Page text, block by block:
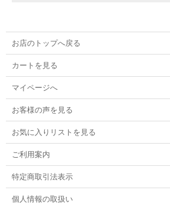
お店のトップへ戻る
カートを見る
マイページへ
お客様の声を見る
お気に入りリストを見る
ご利用案内
特定商取引法表示
個人情報の取扱い